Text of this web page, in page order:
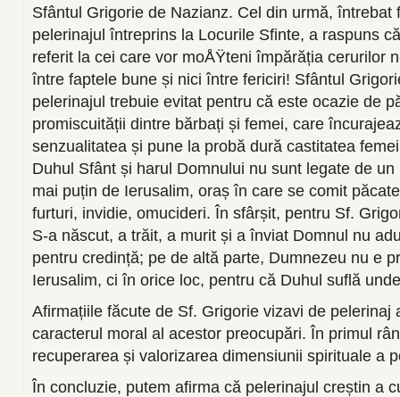
Sfântul Grigorie de Nazianz. Cel din urmă, întrebat
pelerinajul întreprins la Locurile Sfinte, a raspuns
referit la cei care vor moÅŸteni împărăția cerurilor
între faptele bune și nici între fericiri! Sfântul
pelerinajul trebuie evitat pentru că este ocazie de
promiscuității dintre bărbați și femei, care
senzualitatea și pune la probă dură castitatea
Duhul Sfânt și harul Domnului nu sunt legate de
mai puțin de Ierusalim, oraș în care se comit
furturi, invidie, omucideri. În sfârșit, pentru Sf.
S-a născut, a trăit, a murit și a înviat Domnul nu
pentru credință; pe de altă parte, Dumnezeu nu e
Ierusalim, ci în orice loc, pentru că Duhul suflă
Afirmațiile făcute de Sf. Grigorie vizavi de pelerinaj
caracterul moral al acestor preocupări. În primul
recuperarea și valorizarea dimensiunii spirituale a
În concluzie, putem afirma că pelerinajul creștin a